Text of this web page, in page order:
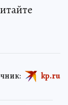
kp.ru